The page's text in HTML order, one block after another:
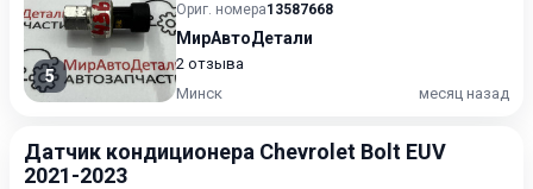
5
Ориг. номера13587668
МирАвтоДетали
2 отзыва
Минск
месяц назад
Датчик кондиционера Chevrolet Bolt EUV
2021-2023